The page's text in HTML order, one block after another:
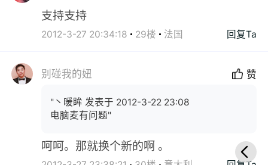
支持支持
2012-3-27 20:34:18 29楼 法国 回复Ta
别碰我的妞 赞
"丶暖眸 发表于 2012-3-22 23:08
电脑麦有问题"
呵呵。那就换个新的啊 。